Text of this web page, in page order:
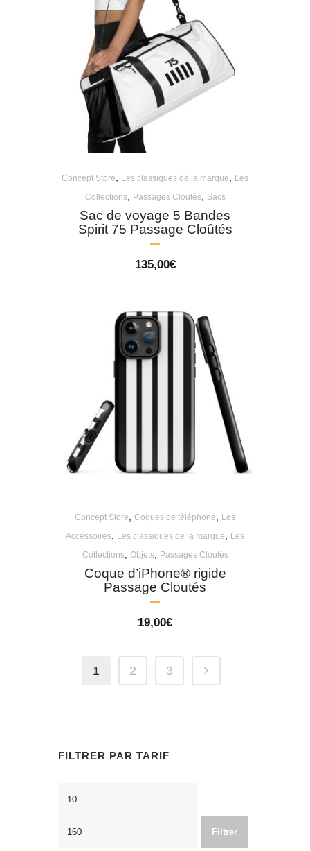
Concept Store Les classiques de la marque
Les
Collections, Passages Cloutés, Sacs
Sac de voyage 5 Bandes
Spirit 75 Passage Cloûtés
135,00€
Concept Store Coques de téléphone
Les
Accessoires
Les classiques de la marque
Les
Collections, Objets, Passages Cloutés
Coque d’iPhone® rigide
Passage Cloutés
19,00€
1 2 3
FILTRER PAR TARIF
Filtrer